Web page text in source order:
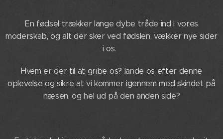
En fødsel trækker lange dybe tråde ind i vores
moderskab, og alt der sker ved fødslen, vækker nye sider
i os.
Hvem er der til at gribe os? lande os efter denne
oplevelse og sikre at vi kommer igennem med skindet på
næsen, og hel ud på den anden side?